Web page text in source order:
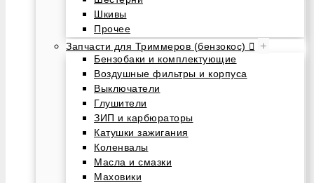
Шкивы
Прочее
Запчасти для Триммеров (бензокос)
+
Бензобаки и комплектующие
Воздушные фильтры и корпуса
Выключатели
Глушители
ЗИП и карбюраторы
Катушки зажигания
Коленвалы
Масла и смазки
Маховики